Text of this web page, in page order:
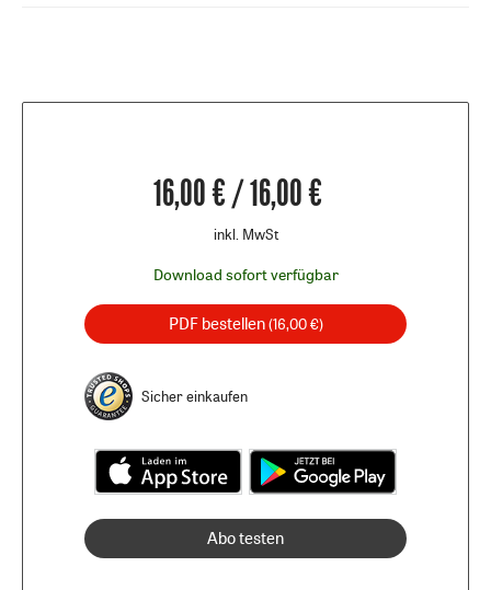
16,00 € / 16,00 €
inkl. MwSt
Download sofort verfügbar
PDF bestellen(16,00 €)
Sicher einkaufen
Abo testen